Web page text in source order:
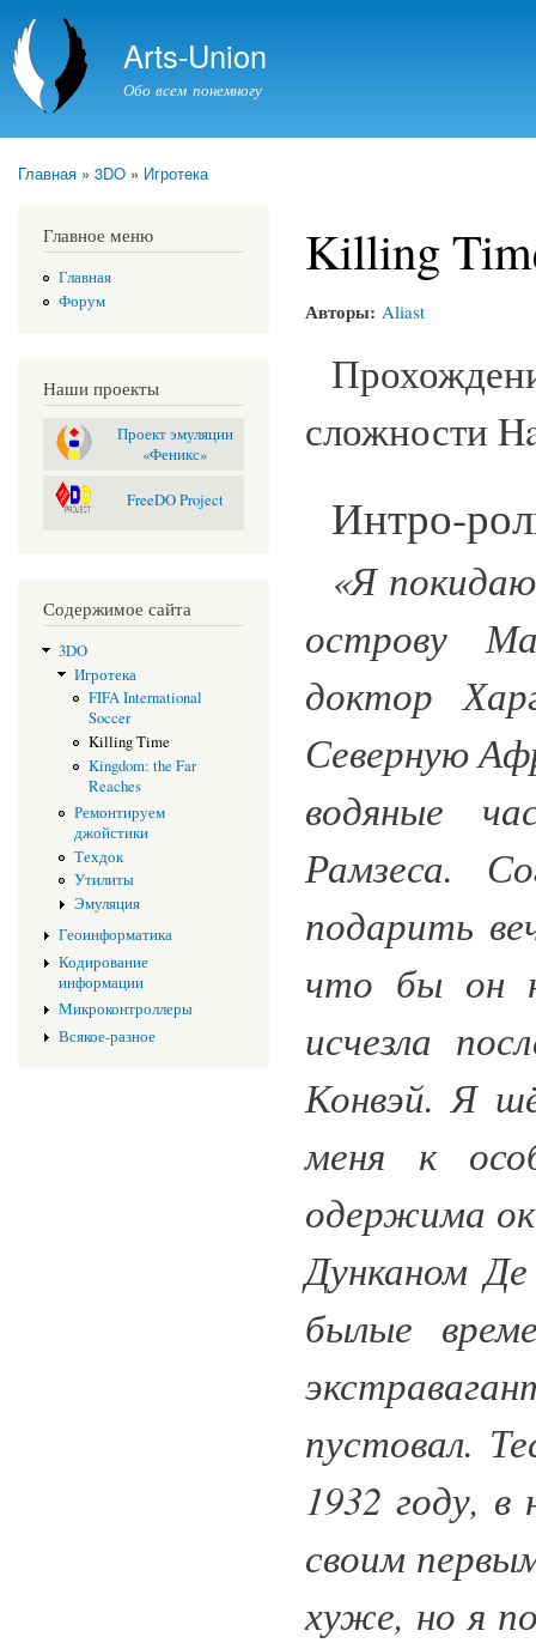
Arts-Union
Обо всем понемногу
Главная » 3DO » Игротека
Главное меню
Главная
Форум
Наши проекты
Проект эмуляции
«Феникс»
FreeDO Project
Содержимое сайта
3DO
Игротека
FIFA International
Soccer
Killing Time
Kingdom: the Far
Reaches
Ремонтируем
джойстики
Техдок
Утилиты
Эмуляция
Геоинформатика
Кодирование
информации
Микроконтроллеры
Всякое-разное
Killing
Авторы: Aliast
сложности
Интро-
«Я
острову
доктор
Северную
водяные
Рамзеса.
подарить
что бы он
исчезла
Конвэй. Я
меня к
одержима
Дунканом
былые
пустовал.
1932 году, в
своим
хуже, но я